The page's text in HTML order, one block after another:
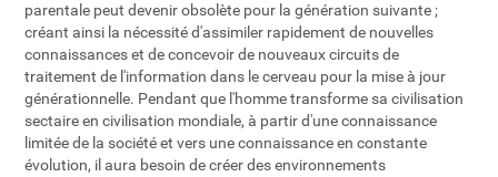
parentale peut devenir obsolète pour la génération suivante ;
créant ainsi la nécessité d'assimiler rapidement de nouvelles
connaissances et de concevoir de nouveaux circuits de
traitement de l'information dans le cerveau pour la mise à jour
générationnelle. Pendant que l'homme transforme sa civilisation
sectaire en civilisation mondiale, à partir d'une connaissance
limitée de la société et vers une connaissance en constante
évolution, il aura besoin de créer des environnements